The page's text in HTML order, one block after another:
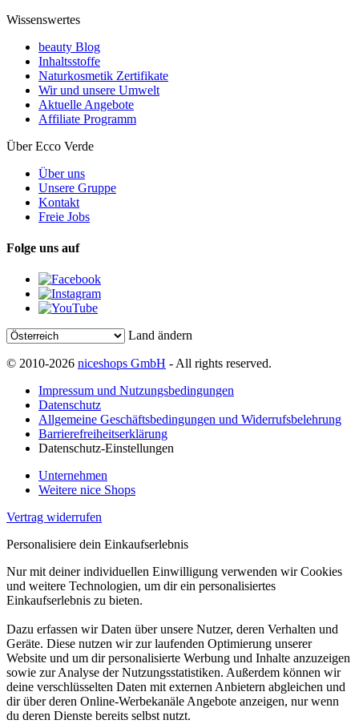
Wissenswertes
beauty Blog
Inhaltsstoffe
Naturkosmetik Zertifikate
Wir und unsere Umwelt
Aktuelle Angebote
Affiliate Programm
Über Ecco Verde
Über uns
Unsere Gruppe
Kontakt
Freie Jobs
Folge uns auf
Land ändern
© 2010-2026 niceshops GmbH - All rights reserved.
Impressum und Nutzungsbedingungen
Datenschutz
Allgemeine Geschäftsbedingungen und Widerrufsbelehrung
Barrierefreiheitserklärung
Datenschutz-Einstellungen
Unternehmen
Weitere nice Shops
Vertrag widerrufen
Personalisiere dein Einkaufserlebnis
Nur mit deiner individuellen Einwilligung verwenden wir Cookies
und weitere Technologien, um dir ein personalisiertes
Einkaufserlebnis zu bieten.
Dazu erfassen wir Daten über unsere Nutzer, deren Verhalten und
Geräte. Diese nutzen wir zur laufenden Optimierung unserer
Website und um dir personalisierte Werbung und Inhalte anzuzeigen
sowie zur Analyse der Nutzungsstatistiken. Außerdem können wir
deine verschlüsselten Daten mit externen Anbietern abgleichen und
dir über deren Online-Werbekanäle Angebote anzeigen, nur wenn
du deren Dienste bereits selbst nutzt.